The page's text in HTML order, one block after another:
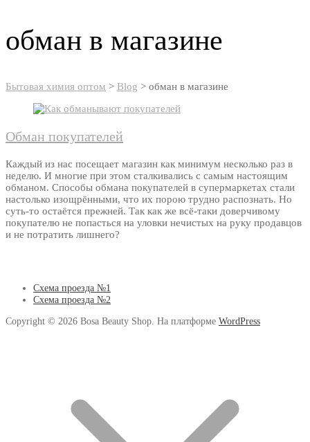
обман в магазине
Бытовая химия оптом > Blog > обман в магазине
Обман покупателей
Каждый из нас посещает магазин как минимум несколько раз в
неделю. И многие при этом сталкивались с самым настоящим
обманом. Способы обмана покупателей в супермаркетах стали
настолько изощрёнными, что их порою трудно распознать. Но
суть-то остаётся прежней. Так как же всё-таки доверчивому
покупателю не попасться на уловки нечистых на руку продавцов
и не потратить лишнего?
Схема проезда №1
Схема проезда №2
Copyright © 2026 Bosa Beauty Shop. На платформе WordPress